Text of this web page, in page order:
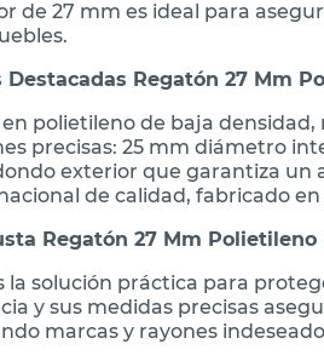
de 27 mm es ideal para
Regatón 27 Mm
polietileno de baja
precisas: 25 mm diámetro
exterior que garantiza un
de calidad, fabricado
Regatón 27 Mm Polietileno
la solución práctica para
y sus medidas precisas
marcas y rayones